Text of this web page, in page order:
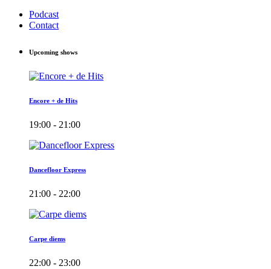
Podcast
Contact
Upcoming shows
Encore + de Hits
19:00 - 21:00
Dancefloor Express
21:00 - 22:00
Carpe diems
22:00 - 23:00